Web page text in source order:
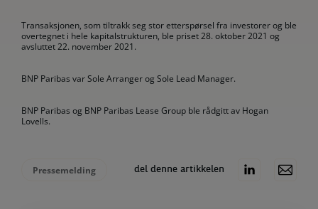
Transaksjonen, som tiltrakk seg stor etterspørsel fra investorer og ble
overtegnet i hele kapitalstrukturen, ble priset 28. oktober 2021 og
avsluttet 22. november 2021.
BNP Paribas var Sole Arranger og Sole Lead Manager.
BNP Paribas og BNP Paribas Lease Group ble rådgitt av Hogan
Lovells.
Pressemelding del denne artikkelen